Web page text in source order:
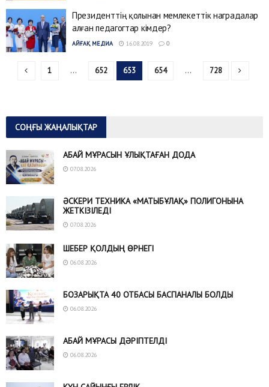
Президенттің қолынан мемлекеттік наградалар
алған педагогтар кімдер?
АЙҒАҚ МЕДИА 16.08.2019 0
1 … 652 653 654 … 728
СОҢҒЫ ЖАҢАЛЫҚТАР
АБАЙ МҰРАСЫН ҰЛЫҚТАҒАН ДОДА
07.08.2026
ӘСКЕРИ ТЕХНИКА «МАТЫБҰЛАҚ» ПОЛИГОНЫНА
ЖЕТКІЗІЛЕДІ
07.08.2026
ШЕБЕР ҚОЛДЫҢ ӨРНЕГІ
06.08.2026
БОЗАРЫҚТА 40 ОТБАСЫ БАСПАНАЛЫ БОЛДЫ
06.08.2026
АБАЙ МҰРАСЫ ДӘРІПТЕЛДІ
06.08.2026